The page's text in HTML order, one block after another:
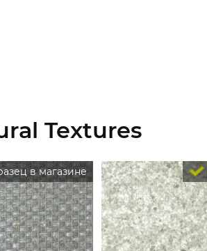
Textures
в магазине